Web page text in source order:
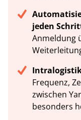
jeden
Anmeldung
Frequenz,
zwischen
besonders